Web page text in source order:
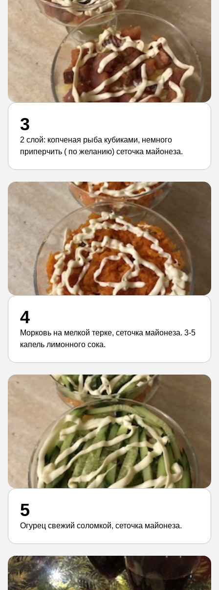
3
2 слой: копченая рыба кубиками, немного
приперчить ( по желанию) сеточка майонеза.
4
Морковь на мелкой терке, сеточка майонеза. 3-5
капель лимонного сока.
5
Огурец свежий соломкой, сеточка майонеза.